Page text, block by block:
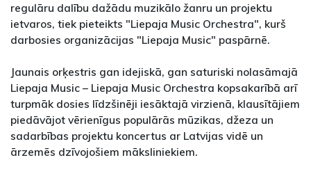
regulāru dalību dažādu muzikālo žanru un projektu
ietvaros, tiek pieteikts "Liepaja Music Orchestra", kurš
darbosies organizācijas "Liepaja Music" paspārnē.
Jaunais orķestris gan idejiskā, gan saturiski nolasāmajā
Liepaja Music – Liepaja Music Orchestra kopsakarībā arī
turpmāk dosies līdzšinēji iesāktajā virzienā, klausītājiem
piedāvājot vērienīgus populārās mūzikas, džeza un
sadarbības projektu koncertus ar Latvijas vidē un
ārzemēs dzīvojošiem māksliniekiem.